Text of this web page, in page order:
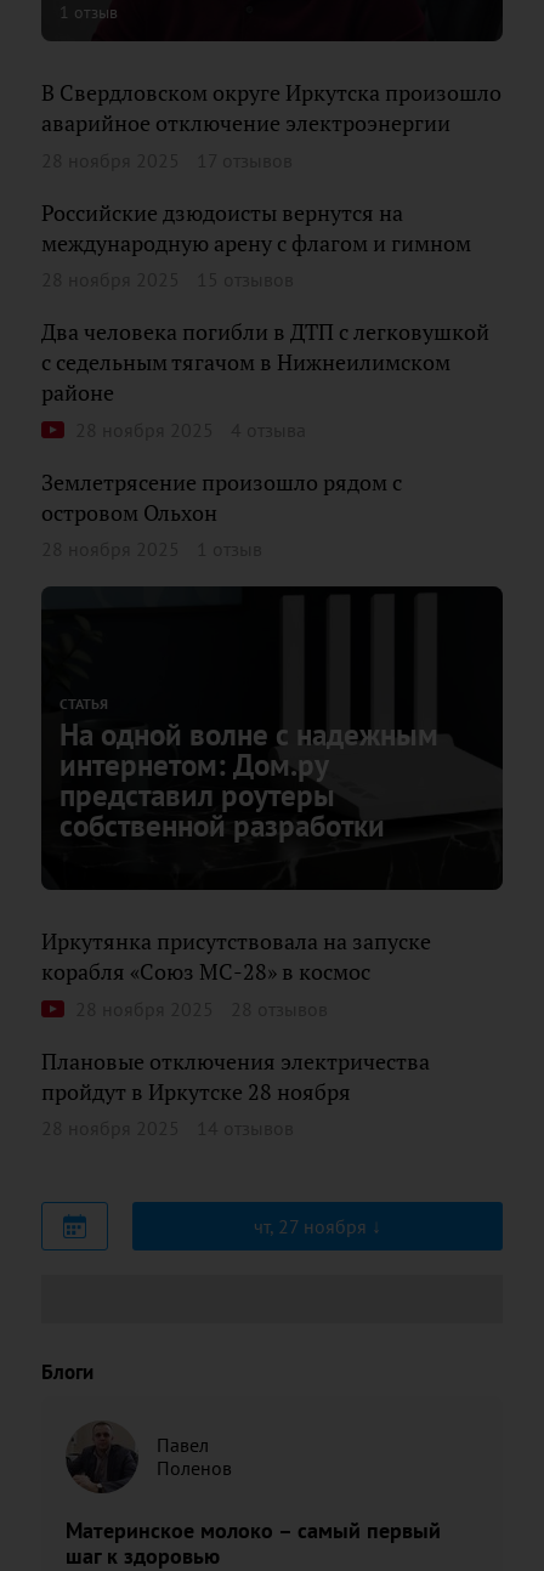
1 отзыв
В Свердловском округе Иркутска произошло
аварийное отключение электроэнергии
Российские дзюдоисты вернутся на
международную арену с флагом и гимном
Два человека погибли в ДТП с легковушкой
с седельным тягачом в Нижнеилимском
районе
Землетрясение произошло рядом с
островом Ольхон
СТАТЬЯ
На одной волне с надежным
интернетом: Дом.ру
представил роутеры
собственной разработки
Иркутянка присутствовала на запуске
корабля «Союз МС-28» в космос
Плановые отключения электричества
пройдут в Иркутске 28 ноября
чт, 27 ноября
Блоги
Павел
Поленов
Материнское молоко – самый первый
шаг к здоровью